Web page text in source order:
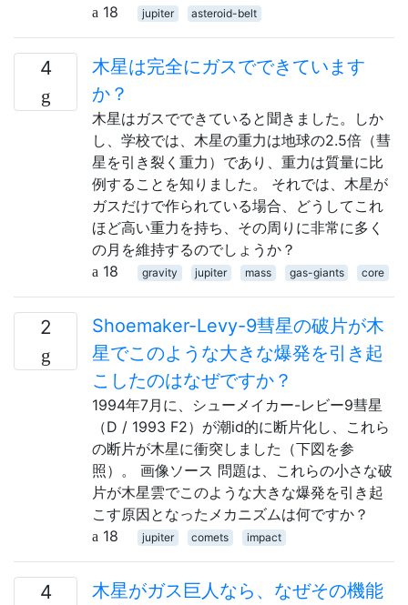
18
jupiter asteroid-belt
4
木星は完全にガスでできています
か？
木星はガスでできていると聞きました。しか
し、学校では、木星の重力は地球の2.5倍（彗
星を引き裂く重力）であり、重力は質量に比
例することを知りました。 それでは、木星が
ガスだけで作られている場合、どうしてこれ
ほど高い重力を持ち、その周りに非常に多く
の月を維持するのでしょうか？
18
gravity jupiter mass gas-giants core
2
Shoemaker-Levy-9彗星の破片が木
星でこのような大きな爆発を引き起
こしたのはなぜですか？
1994年7月に、シューメイカー-レビー9彗星
（D / 1993 F2）が潮id的に断片化し、これら
の断片が木星に衝突しました（下図を参
照）。 画像ソース 問題は、これらの小さな破
片が木星雲でこのような大きな爆発を引き起
こす原因となったメカニズムは何ですか？
18
jupiter comets impact
4
木星がガス巨人なら、なぜその機能